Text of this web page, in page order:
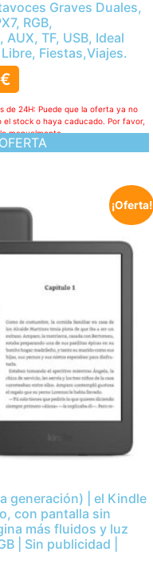
Graves Duales,
RGB,
TF, USB, Ideal
Fiestas,Viajes.
€
de 24H: Puede que la oferta ya no
stock o haya caducado. Por favor,
manualmente
¡Oferta!
generación) | el Kindle
con pantalla sin
más fluidos y luz
| Sin publicidad |